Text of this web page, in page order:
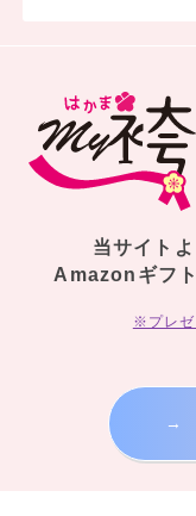
当サイト
Amazonギフ
※プレゼ
→